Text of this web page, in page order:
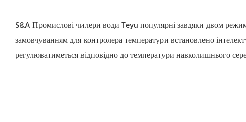
S&A Промислові чилери води Teyu популярні завдяки двом
замовчуванням для контролера температури встановлено
регулюватиметься відповідно до температури навколишнього